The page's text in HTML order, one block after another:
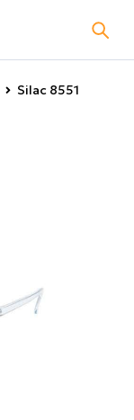
Silac 8551